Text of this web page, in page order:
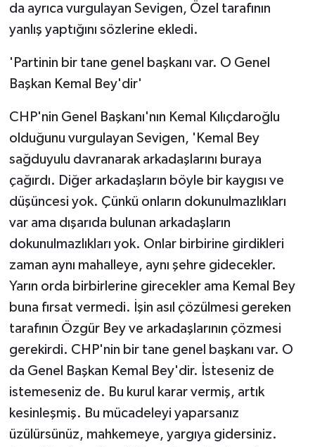
da ayrıca vurgulayan Sevigen, Özel tarafının
yanlış yaptığını sözlerine ekledi.
'Partinin bir tane genel başkanı var. O Genel
Başkan Kemal Bey'dir'
CHP'nin Genel Başkanı'nın Kemal Kılıçdaroğlu
olduğunu vurgulayan Sevigen, 'Kemal Bey
sağduyulu davranarak arkadaşlarını buraya
çağırdı. Diğer arkadaşların böyle bir kaygısı ve
düşüncesi yok. Çünkü onların dokunulmazlıkları
var ama dışarıda bulunan arkadaşların
dokunulmazlıkları yok. Onlar birbirine girdikleri
zaman aynı mahalleye, aynı şehre gidecekler.
Yarın orda birbirlerine girecekler ama Kemal Bey
buna fırsat vermedi. İşin asıl çözülmesi gereken
tarafının Özgür Bey ve arkadaşlarının çözmesi
gerekirdi. CHP'nin bir tane genel başkanı var. O
da Genel Başkan Kemal Bey'dir. İsteseniz de
istemeseniz de. Bu kurul karar vermiş, artık
kesinleşmiş. Bu mücadeleyi yaparsanız
üzülürsünüz, mahkemeye, yargıya gidersiniz.